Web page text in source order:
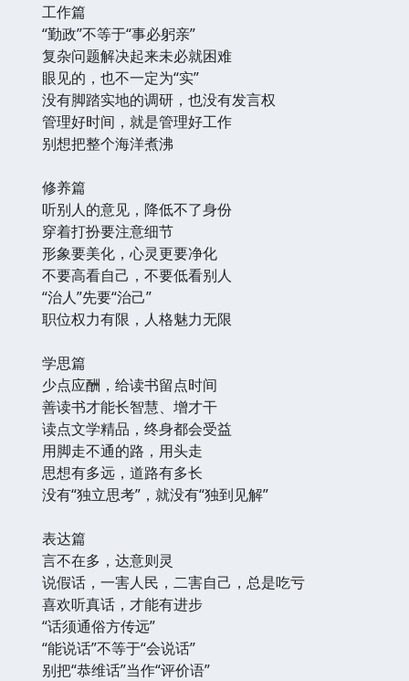
工作篇
“勤政”不等于“事必躬亲”
复杂问题解决起来未必就困难
眼见的，也不一定为“实”
没有脚踏实地的调研，也没有发言权
管理好时间，就是管理好工作
别想把整个海洋煮沸
修养篇
听别人的意见，降低不了身份
穿着打扮要注意细节
形象要美化，心灵更要净化
不要高看自己，不要低看别人
“治人”先要“治己”
职位权力有限，人格魅力无限
学思篇
少点应酬，给读书留点时间
善读书才能长智慧、增才干
读点文学精品，终身都会受益
用脚走不通的路，用头走
思想有多远，道路有多长
没有“独立思考”，就没有“独到见解”
表达篇
言不在多，达意则灵
说假话，一害人民，二害自己，总是吃亏
喜欢听真话，才能有进步
“话须通俗方传远”
“能说话”不等于“会说话”
别把“恭维话”当作“评价语”